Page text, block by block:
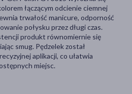
łączącym odcienie ciemnej
trwałość manicure, odporność
połysku przez długi czas.
produkt równomiernie się
smug. Pędzelek został
aplikacji, co ułatwia
miejsc.